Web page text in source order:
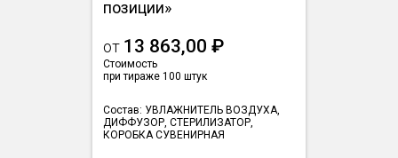
позиции»
от 13 863,00 ₽
Стоимость
при тираже 100 штук
Состав: УВЛАЖНИТЕЛЬ ВОЗДУХА,
ДИФФУЗОР, СТЕРИЛИЗАТОР,
КОРОБКА СУВЕНИРНАЯ